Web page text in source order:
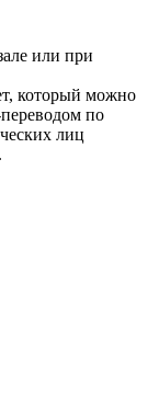
или при
который можно
по
лиц